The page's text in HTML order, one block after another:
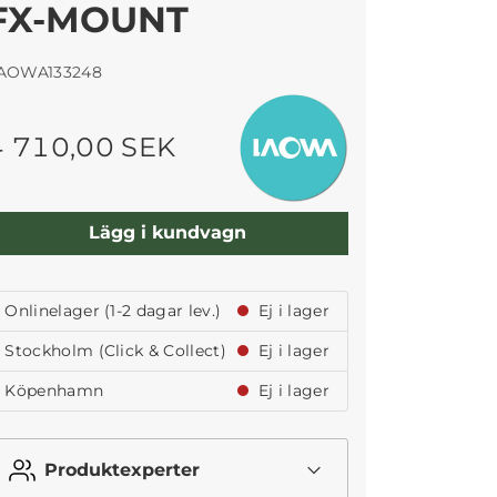
MOUNT
710,00 SEK
Lägg i kundvagn
Onlinelager (1-2 dagar lev.)
Ej i lager
Stockholm (Click & Collect)
Ej i lager
Köpenhamn
Ej i lager
Produktexperter